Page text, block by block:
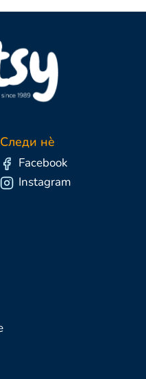
Следи нè
Facebook
Instagram